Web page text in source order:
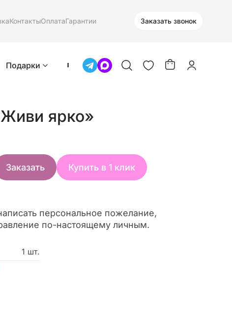
КонтактыОплатаГарантии Заказать звонок
Подарки
ярко»
Заказать Купить в 1 клик
персональное пожелание,
по-настоящему личным.
1 шт.